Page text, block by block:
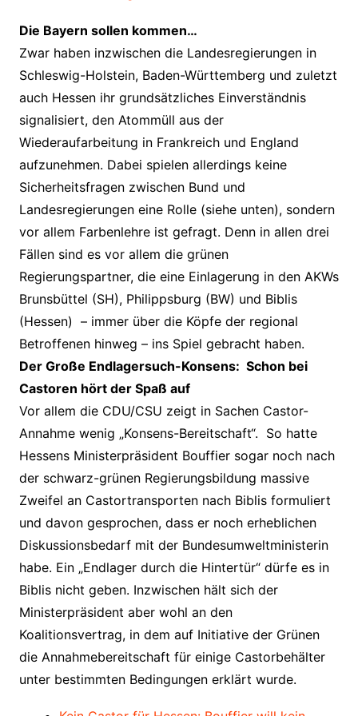
Die Bayern sollen kommen…
Zwar haben inzwischen die Landesregierungen in
Schleswig-Holstein, Baden-Württemberg und zuletzt
auch Hessen ihr grundsätzliches Einverständnis
signalisiert, den Atommüll aus der
Wiederaufarbeitung in Frankreich und England
aufzunehmen. Dabei spielen allerdings keine
Sicherheitsfragen zwischen Bund und
Landesregierungen eine Rolle (siehe unten), sondern
vor allem Farbenlehre ist gefragt. Denn in allen drei
Fällen sind es vor allem die grünen
Regierungspartner, die eine Einlagerung in den AKWs
Brunsbüttel (SH), Philippsburg (BW) und Biblis
(Hessen) – immer über die Köpfe der regional
Betroffenen hinweg – ins Spiel gebracht haben.
Der Große Endlagersuch-Konsens: Schon bei
Castoren hört der Spaß auf
Vor allem die CDU/CSU zeigt in Sachen Castor-
Annahme wenig „Konsens-Bereitschaft“. So hatte
Hessens Ministerpräsident Bouffier sogar noch nach
der schwarz-grünen Regierungsbildung massive
Zweifel an Castortransporten nach Biblis formuliert
und davon gesprochen, dass er noch erheblichen
Diskussionsbedarf mit der Bundesumweltministerin
habe. Ein „Endlager durch die Hintertür“ dürfe es in
Biblis nicht geben. Inzwischen hält sich der
Ministerpräsident aber wohl an den
Koalitionsvertrag, in dem auf Initiative der Grünen
die Annahmebereitschaft für einige Castorbehälter
unter bestimmten Bedingungen erklärt wurde.